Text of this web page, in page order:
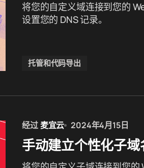
将您的自定义域连接到您的
设置您的 DNS 记录。
托管和代码导出
经过麦宜云 2024年4月15日
手动建立个性化子域